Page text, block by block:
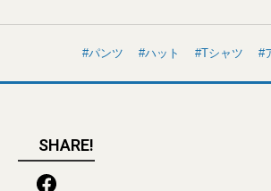
パンツ ハット Tシャツ
SHARE!